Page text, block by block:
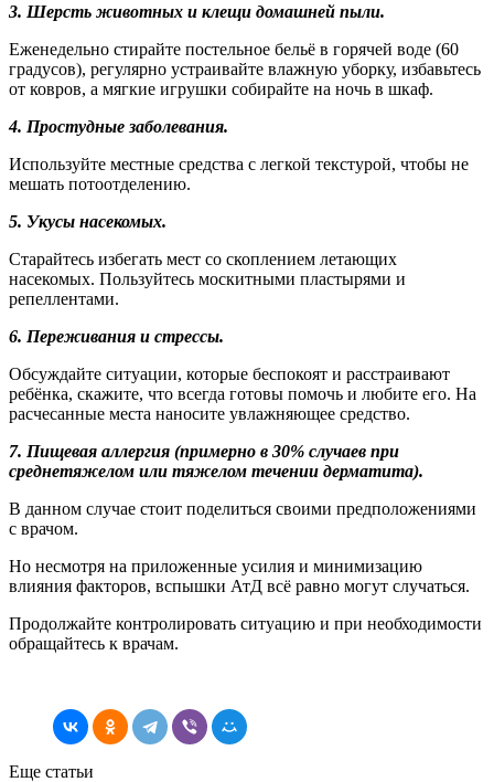
3. Шерсть животных и клещи домашней пыли.
Еженедельно стирайте постельное бельё в горячей воде (60
градусов), регулярно устраивайте влажную уборку, избавьтесь
от ковров, а мягкие игрушки собирайте на ночь в шкаф.
4. Простудные заболевания.
Используйте местные средства с легкой текстурой, чтобы не
мешать потоотделению.
5. Укусы насекомых.
Старайтесь избегать мест со скоплением летающих
насекомых. Пользуйтесь москитными пластырями и
репеллентами.
6. Переживания и стрессы.
Обсуждайте ситуации, которые беспокоят и расстраивают
ребёнка, скажите, что всегда готовы помочь и любите его. На
расчесанные места наносите увлажняющее средство.
7. Пищевая аллергия (примерно в 30% случаев при
среднетяжелом или тяжелом течении дерматита).
В данном случае стоит поделиться своими предположениями
с врачом.
Но несмотря на приложенные усилия и минимизацию
влияния факторов, вспышки АтД всё равно могут случаться.
Продолжайте контролировать ситуацию и при необходимости
обращайтесь к врачам.
Еще статьи